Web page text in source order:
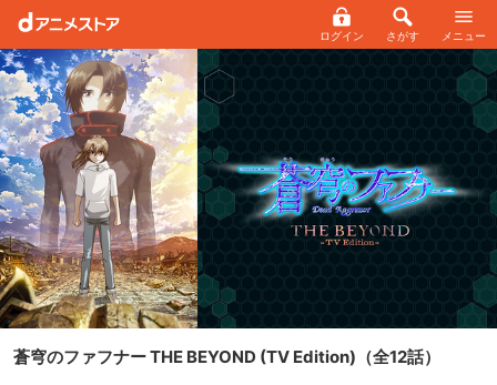
ログイン さがす メニュー
蒼穹のファフナー THE BEYOND (TV Edition) （全12話）